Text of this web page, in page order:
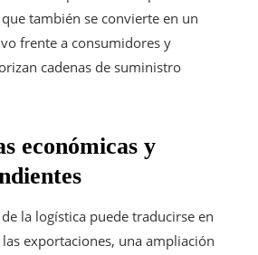
también se convierte en un
frente a consumidores y
cadenas de suministro
económicas y
la logística puede traducirse en
exportaciones, una ampliación